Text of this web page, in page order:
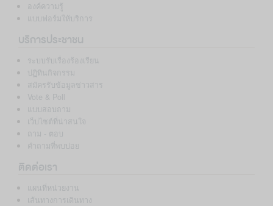
องค์ความรู้
แบบฟอร์มให้บริการ
บริการประชาชน
ระบบรับเรื่องร้องเรียน
ปฏิทินกิจกรรม
สมัครรับข้อมูลข่าวสาร
Vote & Poll
แบบสอบถาม
เว็บไซต์ที่น่าสนใจ
ถาม - ตอบ
คำถามที่พบบ่อย
ติดต่อเรา
แผนที่หน่วยงาน
เส้นทางการเดินทาง